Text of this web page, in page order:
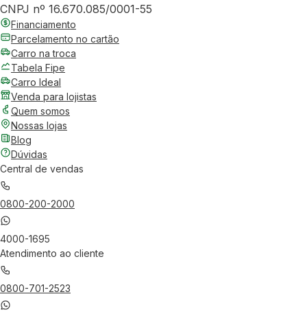
CNPJ nº 16.670.085/0001-55
Financiamento
Parcelamento no cartão
Carro na troca
Tabela Fipe
Carro Ideal
Venda para lojistas
Quem somos
Nossas lojas
Blog
Dúvidas
Central de vendas
0800-200-2000
4000-1695
Atendimento ao cliente
0800-701-2523